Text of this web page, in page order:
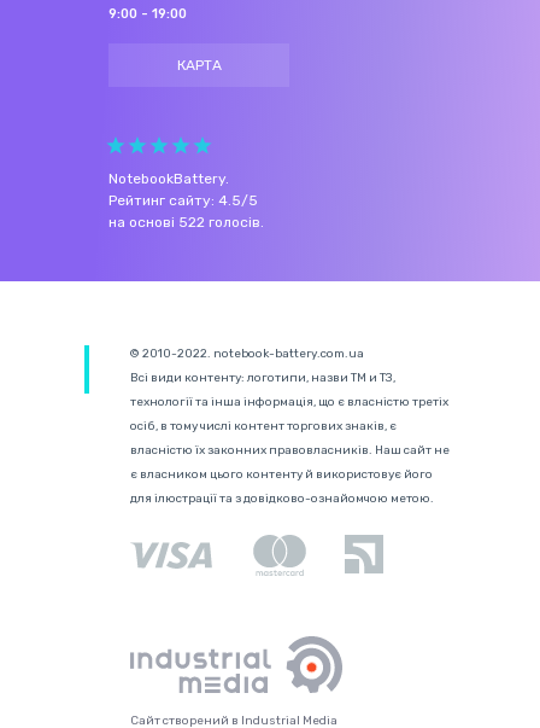
9:00 - 19:00
КАРТА
NotebookBattery.
Рейтинг сайту: 4.5/5
на основі 522 голосів.
© 2010-2022. notebook-battery.com.ua
Всі види контенту: логотипи, назви ТМ и ТЗ,
технології та інша інформація, що є власністю третіх
осіб, в тому числі контент торгових знаків, є
власністю їх законних правовласників. Наш сайт не
є власником цього контенту й використовує його
для ілюстрації та з довідково-ознайомчою метою.
Сайт створений в Industrial Media